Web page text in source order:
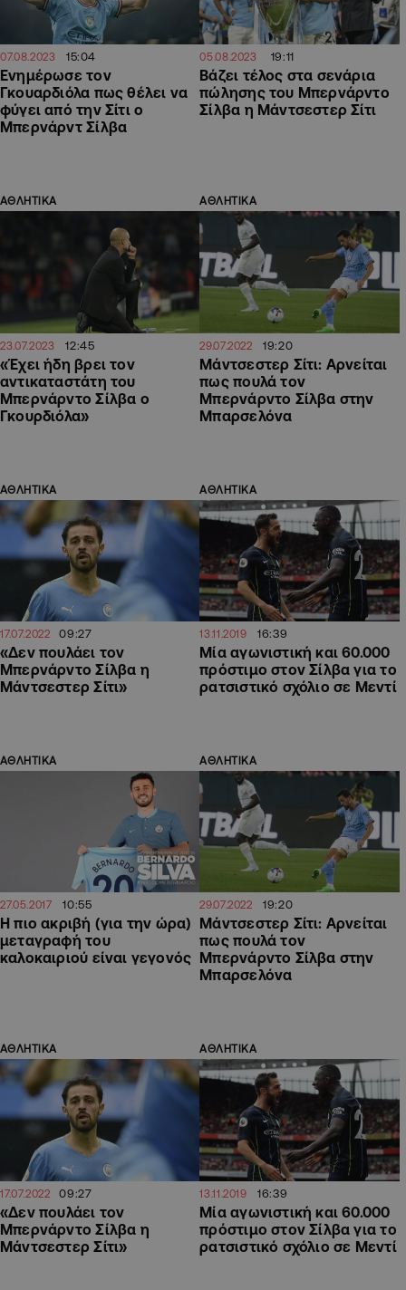
07.08.2023 15:04
Ενημέρωσε τον
Γκουαρδιόλα πως θέλει να
φύγει από την Σίτι ο
Μπερνάρντ Σίλβα
05.08.2023 19:11
Βάζει τέλος στα σενάρια
πώλησης του Μπερνάρντο
Σίλβα η Μάντσεστερ Σίτι
ΑΘΛΗΤΙΚΑ
23.07.2023 12:45
«Έχει ήδη βρει τον
αντικαταστάτη του
Μπερνάρντο Σίλβα ο
Γκουρδιόλα»
ΑΘΛΗΤΙΚΑ
29.07.2022 19:20
Μάντσεστερ Σίτι: Αρνείται
πως πουλά τον
Μπερνάρντο Σίλβα στην
Μπαρσελόνα
ΑΘΛΗΤΙΚΑ
17.07.2022 09:27
«Δεν πουλάει τον
Μπερνάρντο Σίλβα η
Μάντσεστερ Σίτι»
ΑΘΛΗΤΙΚΑ
13.11.2019 16:39
Μία αγωνιστική και 60.000
πρόστιμο στον Σίλβα για το
ρατσιστικό σχόλιο σε Μεντί
ΑΘΛΗΤΙΚΑ
27.05.2017 10:55
Η πιο ακριβή (για την ώρα)
μεταγραφή του
καλοκαιριού είναι γεγονός
ΑΘΛΗΤΙΚΑ
29.07.2022 19:20
Μάντσεστερ Σίτι: Αρνείται
πως πουλά τον
Μπερνάρντο Σίλβα στην
Μπαρσελόνα
ΑΘΛΗΤΙΚΑ
17.07.2022 09:27
«Δεν πουλάει τον
Μπερνάρντο Σίλβα η
Μάντσεστερ Σίτι»
ΑΘΛΗΤΙΚΑ
13.11.2019 16:39
Μία αγωνιστική και 60.000
πρόστιμο στον Σίλβα για το
ρατσιστικό σχόλιο σε Μεντί